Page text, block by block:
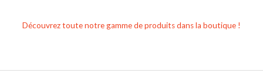
Découvrez toute notre gamme de produits dans la boutique !